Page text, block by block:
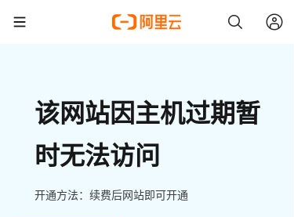
该网站因主机过期暂
时无法访问
开通方法：续费后网站即可开通